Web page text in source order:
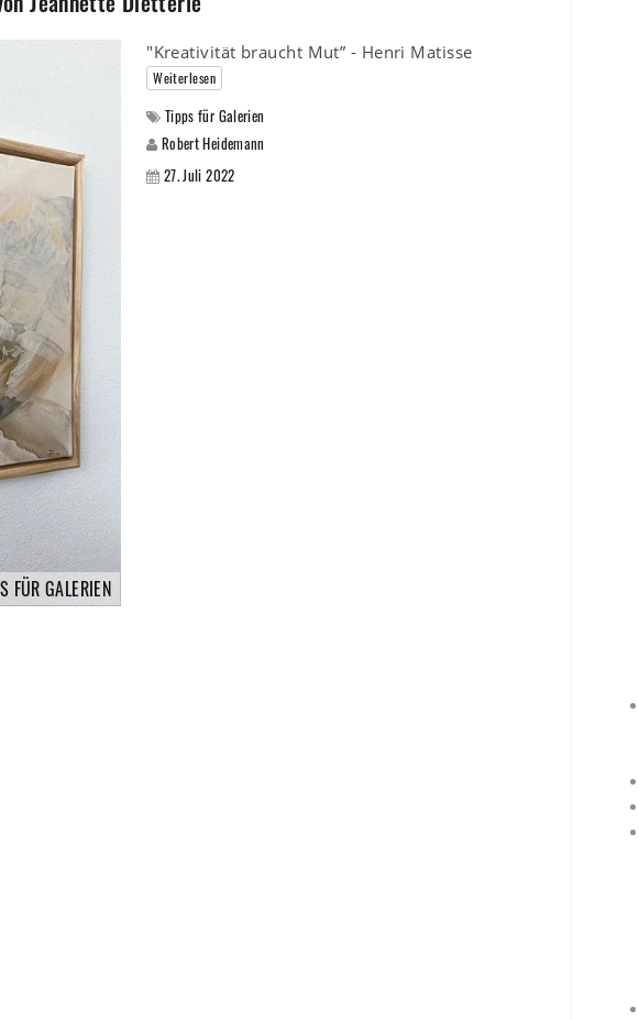
FÜR GALERIEN
"Kreativität braucht Mut” - Henri Matisse
Weiterlesen
Tipps für Galerien
Robert Heidemann
27. Juli 2022